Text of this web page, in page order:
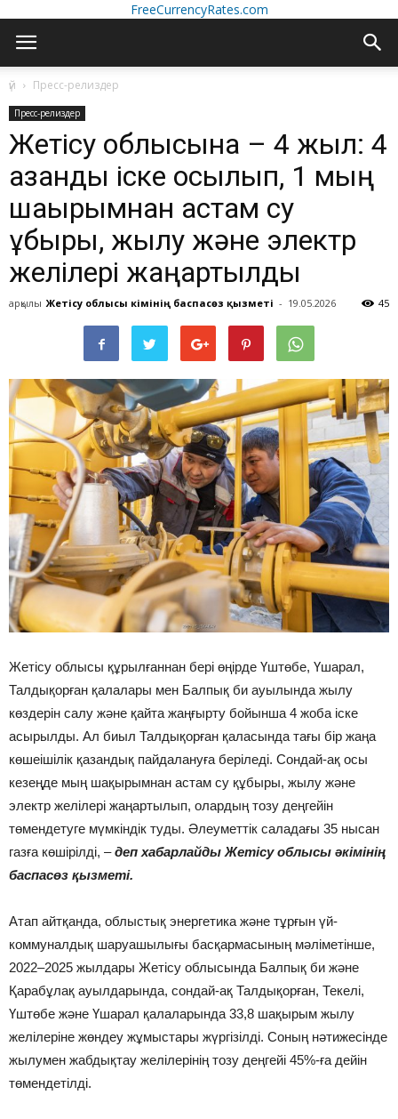
FreeCurrencyRates.com
үй Пресс-релиздер
Пресс-релиздер
Жетісу облысына – 4 жыл: 4
қазандық іске қосылып, 1 мың
шақырымнан астам су
құбыры, жылу және электр
желілері жаңартылды
арқылы Жетісу облысы әкімінің баспасөз қызметі - 19.05.2026 45
Жетісу облысы құрылғаннан бері өңірде Үштөбе, Үшарал,
Талдықорған қалалары мен Балпық би ауылында жылу
көздерін салу және қайта жаңғырту бойынша 4 жоба іске
асырылды. Ал биыл Талдықорған қаласында тағы бір жаңа
көшеішілік қазандық пайдалануға беріледі. Сондай-ақ осы
кезеңде мың шақырымнан астам су құбыры, жылу және
электр желілері жаңартылып, олардың тозу деңгейін
төмендетуге мүмкіндік туды. Әлеуметтік саладағы 35 нысан
газға көшірілді, –деп хабарлайды Жетісу облысы әкімінің
баспасөз қызметі.
Атап айтқанда, облыстық энергетика және тұрғын үй-
коммуналдық шаруашылығы басқармасының мәліметінше,
2022–2025 жылдары Жетісу облысында Балпық би және
Қарабұлақ ауылдарында, сондай-ақ Талдықорған, Текелі,
Үштөбе және Үшарал қалаларында 33,8 шақырым жылу
желілеріне жөндеу жұмыстары жүргізілді. Соның нәтижесінде
жылумен жабдықтау желілерінің тозу деңгейі 45%-ға дейін
төмендетілді.